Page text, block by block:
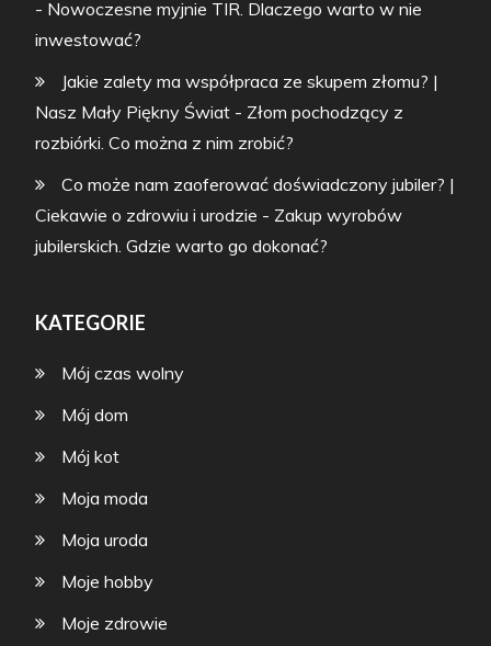
- Nowoczesne myjnie TIR. Dlaczego warto w nie
inwestować?
Jakie zalety ma współpraca ze skupem złomu? |
Nasz Mały Piękny Świat - Złom pochodzący z
rozbiórki. Co można z nim zrobić?
Co może nam zaoferować doświadczony jubiler? |
Ciekawie o zdrowiu i urodzie - Zakup wyrobów
jubilerskich. Gdzie warto go dokonać?
KATEGORIE
Mój czas wolny
Mój dom
Mój kot
Moja moda
Moja uroda
Moje hobby
Moje zdrowie